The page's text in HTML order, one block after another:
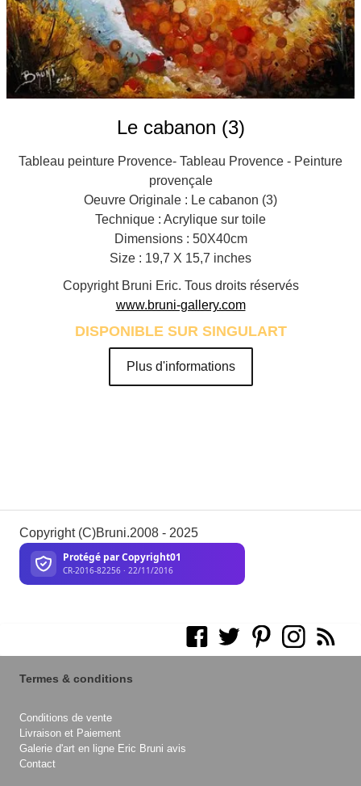
Le cabanon (3)
Tableau peinture Provence- Tableau Provence - Peinture
provençale
Oeuvre Originale : Le cabanon (3)
Technique : Acrylique sur toile
Dimensions : 50X40cm
Size : 19,7 X 15,7 inches
Copyright Bruni Eric. Tous droits réservés
www.bruni-gallery.com
DISPONIBLE SUR SINGULART
Plus d'informations
Copyright (C)Bruni.2008 - 2025
Termes & conditions
Conditions de vente
Livraison et Paiement
Galerie d'art en ligne Eric Bruni avis
Contact